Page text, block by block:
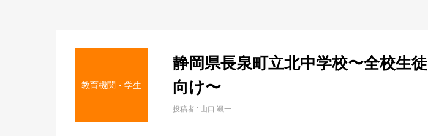
教育機関・学生
静岡県長泉町立北中学校〜全校生徒
向け〜
投稿者 : 山口 颯一